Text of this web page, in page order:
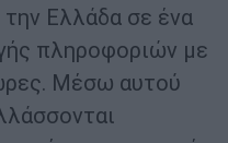
την Ελλάδα σε ένα
πληροφοριών με
Μέσω αυτού